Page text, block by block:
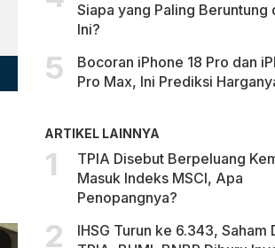
Siapa yang Paling Beruntung
Ini?
Bocoran iPhone 18 Pro dan
Pro Max, Ini Prediksi
ARTIKEL LAINNYA
TPIA Disebut Berpeluang
Masuk Indeks MSCI, Apa
Penopangnya?
IHSG Turun ke 6.343, Saham